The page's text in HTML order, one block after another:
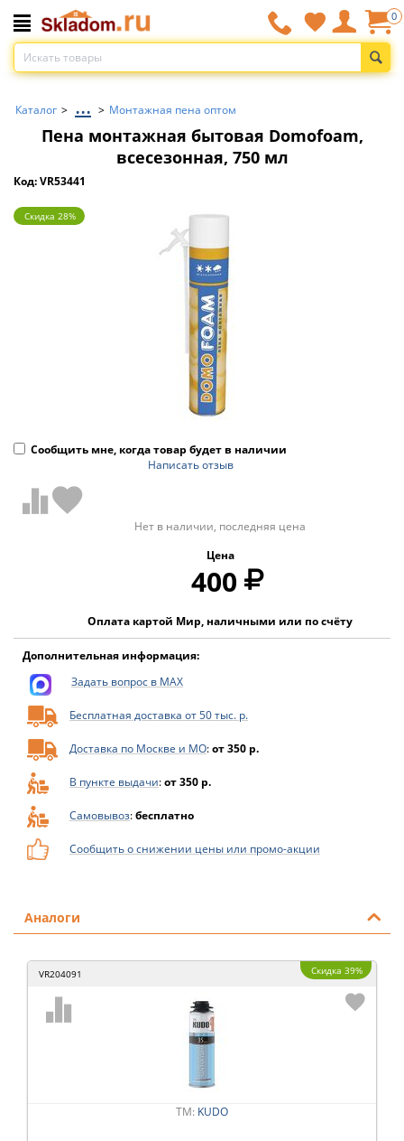
0
Каталог > ... > Монтажная пена оптом
Пена монтажная бытовая Domofoam,
всесезонная, 750 мл
Код: VR53441
Скидка 28%
Сообщить мне, когда товар будет в наличии
Написать отзыв
Нет в наличии, последняя цена
Цена
400
Оплата картой Мир, наличными или по счёту
Дополнительная информация:
Задать вопрос в MAX
Бесплатная доставка от 50 тыс. р.
Доставка по Москве и МО:от 350 р.
В пункте выдачи:от 350 р.
Самовывоз:бесплатно
Сообщить о снижении цены или промо-акции
Аналоги
VR204091 Скидка 39%
ТМ: KUDO